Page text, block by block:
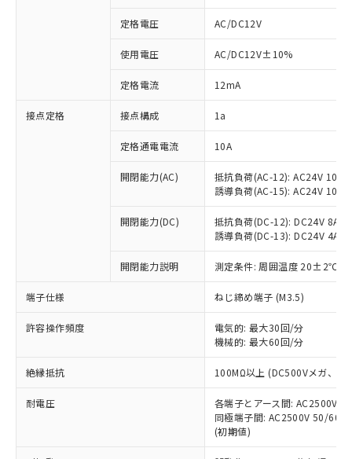
定格電圧 AC/DC12V
使用電圧 AC/DC12V±10%
定格電流 12mA
接点定格 接点構成 1a
定格通電電流 10A
開閉能力(AC)
抵抗負荷(AC-12): AC24V 10A/
誘導負荷(AC-15): AC24V
開閉能力(DC)
抵抗負荷(DC-12): DC24V 8A/
誘導負荷(DC-13): DC24V 4A/
開閉能力説明 測定条件: 周囲温度 20±2℃、
端子仕様 ねじ締め端子 (M3.5)
許容操作頻度
電気的: 最大30回/分
機械的: 最大60回/分
絶縁抵抗 100MΩ以上 (DC500Vメガ、点
耐電圧
各端子とアース間: AC2500V
同極端子間: AC2500V 50/
(初期値)
ご利用条件
以下の条件をお読みいただき、同意のうえ
ご利用ください。
本サービスは、当社制御機器事業取扱
商品の当社在庫状況および標準価格
(税抜)を提供させていただくもので
当社制御機器事業取扱商品の中には、
本サービスの対象外となる商品もある
ことをご了承ください。
在庫状況および標準価格照会結果は、
記載している更新日時点での社内デー
タに基づき作成されるものであり、閲
覧された時点での実際の在庫および標
準価格とは異なる場合があることをご
※1 対応状況
対応済み：EU RoHS指令（10物質）の
非含有に対応した製品が提供可能な商品で
対応予定：EU RoHS指令（10物質）の非含
有に対応した製品に切り替える予定のある
対応予定なし：EU RoHS指令（10物質）の
非含有に非対応の商品で、対応品を出す予
定はありません。
調査・確認中：EU RoHS指令（10物質）の
非含有の対応状況を調査中または確認中の
非該当品：ライセンス料など無形物で、有
害物質有無と関係のない商品です。
仕入先様の事情により、非含有部品として
いたものが、含有品と判明した場合などや
むを得ず変更することがあります。
鉛(Pb) 1000ppm以下、 水銀(Hg) 1000ppm以下、 カド
六価クロム(Cr(Ⅵ)) 1000ppm以下、ポリ臭化ビフェニル
類(PBB) 1000ppm以下、ポリ臭化ジフェニルエーテル類
(PBDE) 1000ppm以下、フタル酸ビス(2-エチルヘキシ
※1 中国RoHS○×表
「○」：最大均質材料含有率が中国RoHSの
基準値以下であることを示します。
「×」：最大均質材料含有率が中国RoHSの
基準値を超えていることを示します。
「－」：未確認です。当社販売部門へお問
い合わせください。
*中国RoHS10物質の基準値 (GB/T26572)：
Pb(鉛) :1000ppm、 Hg(水銀) : 1000ppm、 Cd(カドミウ
Cr(Ⅵ)(六価クロム) : 1000ppm、 PBBs(ポリ臭化ビフェ
当社は、これら貴社製品のうち、外国
為替および外国貿易法に定める商品
（以下｢規制貨物等」という）を輸出
国政府の輸出許可(または役務取引許
可)を取得するなどの必要な手続きを